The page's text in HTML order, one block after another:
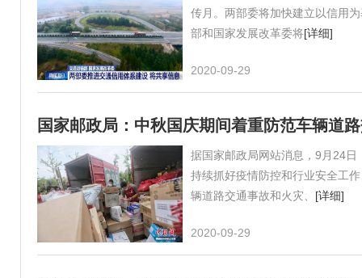
传月。两部委将加快建立以信用
部和国家发展改革委将[详细]
2020-09-29
国家邮政局：中秋国庆期间着重防范车辆道
据国家邮政局网站消息，9月24
持续抓好疫情防控和行业安全工
辆道路交通事故和火灾、 [详细]
2020-09-29